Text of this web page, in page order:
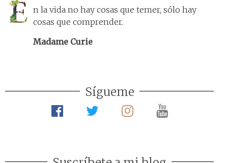
n la vida no hay cosas que temer, sólo hay
cosas que comprender.
Madame Curie
Sígueme